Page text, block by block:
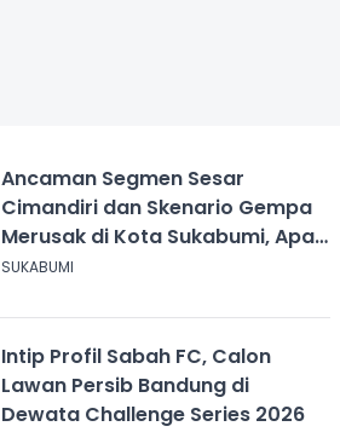
Ancaman Segmen Sesar
Cimandiri dan Skenario Gempa
Merusak di Kota Sukabumi, Apa
yang Harus Dilakukan?
SUKABUMI
Intip Profil Sabah FC, Calon
Lawan Persib Bandung di
Dewata Challenge Series 2026